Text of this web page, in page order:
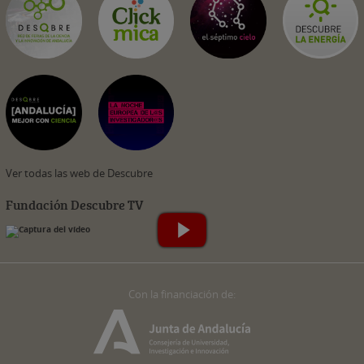
Ver todas las web de Descubre
Fundación Descubre TV
Con la financiación de: